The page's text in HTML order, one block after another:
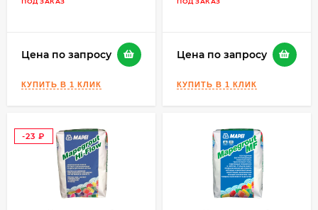
Цена по запросу Цена по запросу
-23